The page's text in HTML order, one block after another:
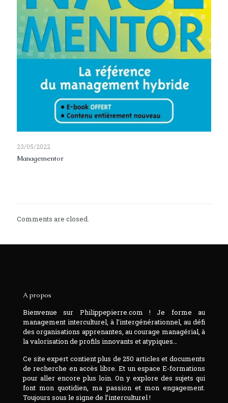
23/05/2022
Managementor
Comments are closed.
A propos
Bienvenue sur Philippepierre.com ! Je forme au
management interculturel, à l’intergénérationnel, au défi
des organisations apprenantes, au courage managérial, à
la valorisation de profils innovants et atypiques…
Ce site expert contient plus de 250 articles et documents
de recherche en accès libre. Et un espace E-formations
pour aller encore plus loin. On y explore des sujets qui
font mon quotidien, ma passion et mon engagement.
Toujours sous le signe de l’interculturel !